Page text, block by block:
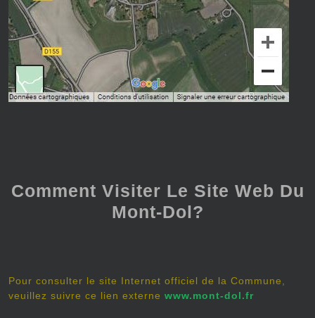
Comment Visiter Le Site Web Du
Mont-Dol?
Pour consulter le site Internet officiel de la Commune,
veuillez suivre ce lien externe www.mont-dol.fr